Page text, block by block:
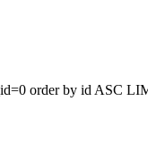
order by id ASC